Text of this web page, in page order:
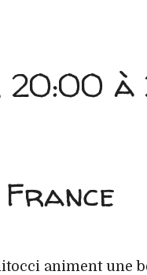
20:00 à
animent une